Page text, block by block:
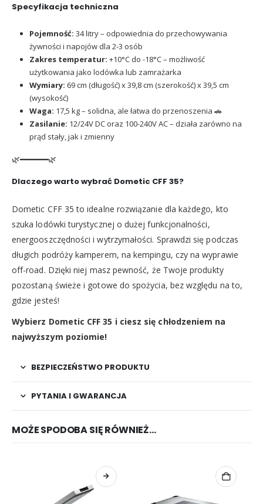
Specyfikacja techniczna
Pojemność: 34 litry – odpowiednia do przechowywania
żywności i napojów dla 2-3 osób
Zakres temperatur: +10°C do -18°C – możliwość
użytkowania jako lodówka lub zamrażarka
Wymiary: 69 cm (długość) x 39,8 cm (szerokość) x 39,5 cm
(wysokość)
Waga: 17,5 kg – solidna, ale łatwa do przenoszenia 🚗
Zasilanie: 12/24V DC oraz 100-240V AC – działa zarówno na
prąd stały, jak i zmienny
🌿━━━━━━🌿
Dlaczego warto wybrać Dometic CFF 35?
Dometic CFF 35 to idealne rozwiązanie dla każdego, kto
szuka lodówki turystycznej o dużej funkcjonalności,
energooszczędności i wytrzymałości. Sprawdzi się podczas
długich podróży kamperem, na kempingu, czy na wyprawie
off-road. Dzięki niej masz pewność, że Twoje produkty
pozostaną świeże i gotowe do spożycia, bez względu na to,
gdzie jesteś!
Wybierz Dometic CFF 35 i ciesz się chłodzeniem na
najwyższym poziomie!
BEZPIECZEŃSTWO PRODUKTU
PYTANIA I GWARANCJA
MOŻE SPODOBA SIĘ RÓWNIEŻ…